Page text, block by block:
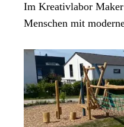
Im Kreativlabor
Menschen mit